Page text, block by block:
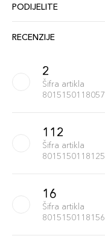
PODIJELITE
RECENZIJE
2
Šifra artikla
8015150118057
112
Šifra artikla
8015150118125
16
Šifra artikla
8015150118156